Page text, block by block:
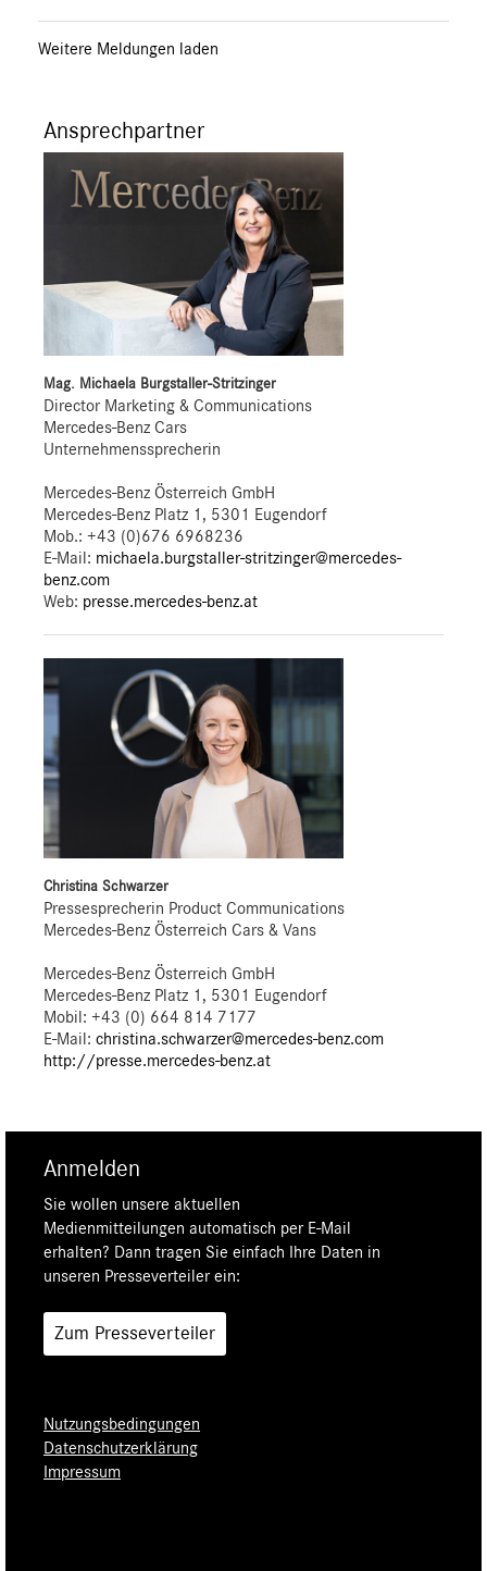
Weitere Meldungen laden
Ansprechpartner
Mag. Michaela Burgstaller-Stritzinger
Director Marketing & Communications
Mercedes-Benz Cars
Unternehmenssprecherin
Mercedes-Benz Österreich GmbH
Mercedes-Benz Platz 1, 5301 Eugendorf
Mob.: +43 (0)676 6968236
E-Mail: michaela.burgstaller-stritzinger@mercedes-
benz.com
Web: presse.mercedes-benz.at
Christina Schwarzer
Pressesprecherin Product Communications
Mercedes-Benz Österreich Cars & Vans
Mercedes-Benz Österreich GmbH
Mercedes-Benz Platz 1, 5301 Eugendorf
Mobil: +43 (0) 664 814 7177
E-Mail: christina.schwarzer@mercedes-benz.com
http://presse.mercedes-benz.at
Anmelden
Sie wollen unsere aktuellen
Medienmitteilungen automatisch per E-Mail
erhalten? Dann tragen Sie einfach Ihre Daten in
unseren Presseverteiler ein:
Zum Presseverteiler
Nutzungsbedingungen
Datenschutzerklärung
Impressum